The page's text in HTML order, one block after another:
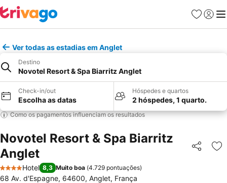
Favoritos
Iniciar
Ver todas as estadias em Anglet
Destino
Novotel Resort & Spa Biarritz Anglet
Check-in/out
Escolha as datas
Hóspedes e quartos
2 hóspedes, 1 quarto.
Como os pagamentos influenciam os resultados
Novotel Resort & Spa Biarritz
Anglet
Partilhar
4 Estrelas
Hotel 8,3 Muito boa (4.729 pontuações)
68 Av. d'Espagne, 64600, Anglet, França